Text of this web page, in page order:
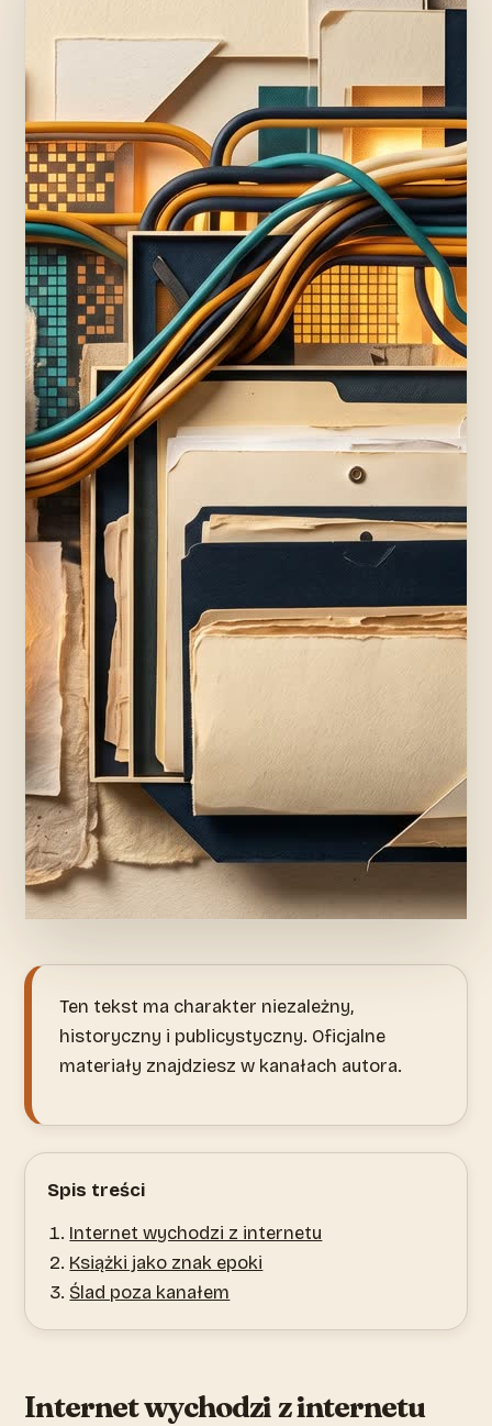
Ten tekst ma charakter niezależny,
historyczny i publicystyczny. Oficjalne
materiały znajdziesz w kanałach autora.
Spis treści
Internet wychodzi z internetu
Książki jako znak epoki
Ślad poza kanałem
Internet wychodzi z internetu